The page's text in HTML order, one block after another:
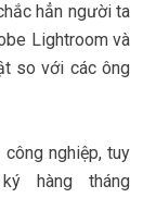
hẳn người ta
Lightroom và
so với các ông
nghiệp, tuy
hàng tháng